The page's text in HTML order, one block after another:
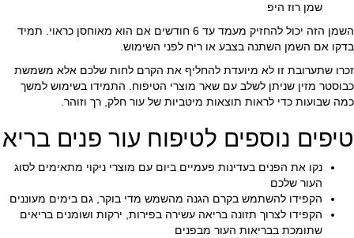
שמן רוז היפ
השמן הזה יכול להחזיק מעמד עד 6 חודשים אם הוא מאוחסן כראוי. תמיד
בדקו אם השמן השתנה בצבע או ריח לפני השימוש.
זכרו שתערובת זו לא מיועדת להחליף את הקרם לחות שלכם אלא משמשת
כבוסטר מזין שניתן לשלב עם שאר מוצרי הטיפוח. התמידו בשימוש למשך
כמה שבועות כדי לראות תוצאות מיטביות של עור חלק, רך וזוהר.
טיפים נוספים לטיפוח עור פנים בריא
נקו את הפנים בעדינות פעמיים ביום עם מוצרי ניקוי מתאימים לסוג
העור שלכם
הקפידו להשתמש בקרם הגנה מהשמש מדי בוקר, גם בימים מעוננים
הקפידו לצרוך תזונה בריאה עשירה בפירות, ירקות ושומנים בריאים
שתומכת בבריאות העור מבפנים